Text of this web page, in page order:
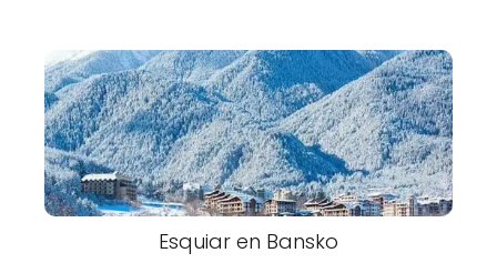
Esquiar en Bansko